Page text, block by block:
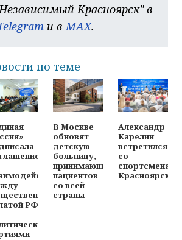
Красноярск" в
и в MAX.
по теме
РФ
В Москве
обновят
детскую
больницу,
принимающую
пациентов
со всей
страны
Александр
Карелин
встретился
со
спортсменами
Красноярска